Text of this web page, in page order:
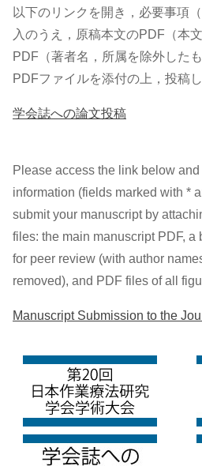
以下のリンクを開き，必要事項
入のうえ，原稿本文のPDF（本
PDF（著者名，所属を除外した
PDFファイルを添付の上，投稿
学会誌への論文投稿
Please access the link below
information (fields marked with *
submit your manuscript by
files: the main manuscript PDF,
for peer review (with author
removed), and PDF files of all
Manuscript Submission to the